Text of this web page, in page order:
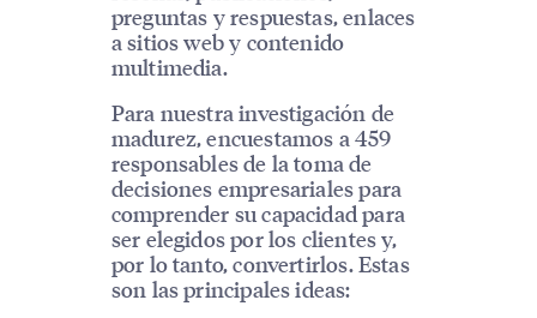
preguntas y respuestas, enlaces
a sitios web y contenido
multimedia.
Para nuestra investigación de
madurez, encuestamos a 459
responsables de la toma de
decisiones empresariales para
comprender su capacidad para
ser elegidos por los clientes y,
por lo tanto, convertirlos. Estas
son las principales ideas: